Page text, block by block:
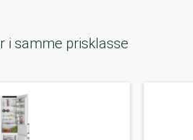
i samme prisklasse